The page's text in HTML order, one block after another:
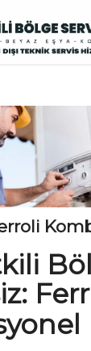
: